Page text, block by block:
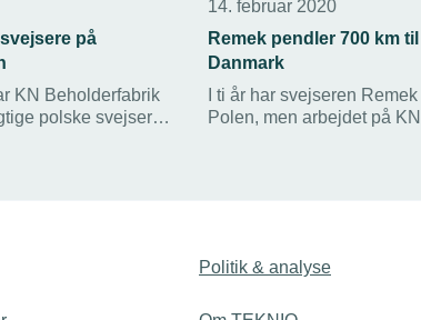
på
KN Beholderfabrik
polske svejsere
14. februar 2020
Remek pendler 700 km
Danmark
I ti år har svejseren
Polen, men arbejdet på KN
Politik & analyse